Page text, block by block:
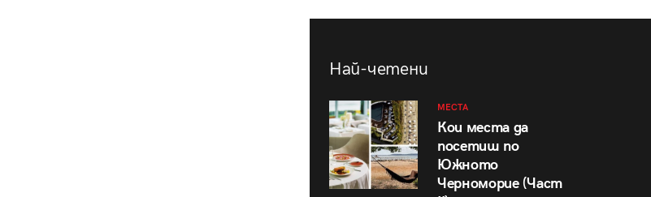
Най-четени
МЕСТА
Кои места да
посетиш по
Южното
Черноморие (Част